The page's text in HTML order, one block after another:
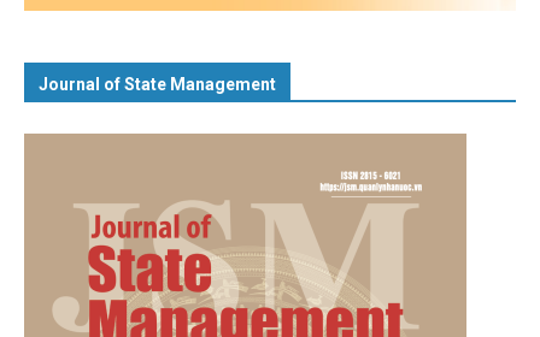
Journal of State Management